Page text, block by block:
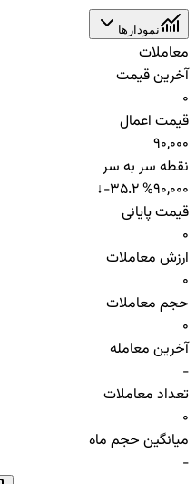
نمودارها
معاملات
آخرین قیمت
0
قیمت اعمال
90,000
نقطه سر به سر
90,000
↓-35.2 %
قیمت پایانی
0
ارزش معاملات
0
حجم معاملات
0
آخرین معامله
-
تعداد معاملات
0
میانگین حجم ماه
-